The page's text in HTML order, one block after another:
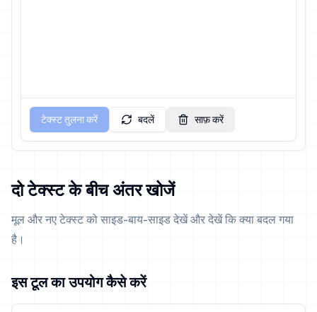
टेक्स्ट तुलना करें बदलें साफ़ करें
दो टेक्स्ट के बीच अंतर खोजें
मूल और नए टेक्स्ट को साइड-बाय-साइड देखें और देखें कि क्या बदल गया
है।
इस टूल का उपयोग कैसे करें